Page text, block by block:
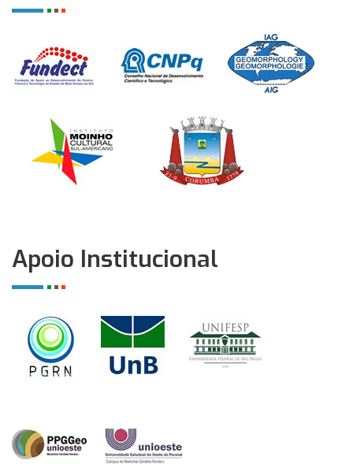
Apoio Institucional